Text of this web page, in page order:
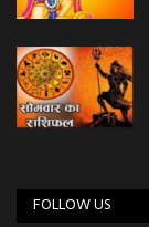
FOLLOW US